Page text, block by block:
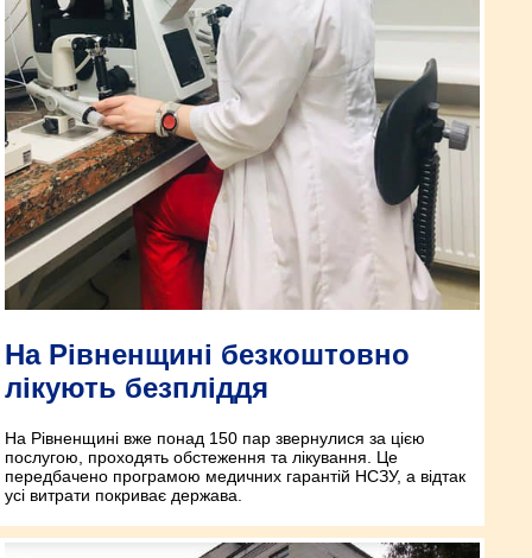
На Рівненщині безкоштовно
лікують безпліддя
На Рівненщині вже понад 150 пар звернулися за цією
послугою, проходять обстеження та лікування. Це
передбачено програмою медичних гарантій НСЗУ, а відтак
усі витрати покриває держава.